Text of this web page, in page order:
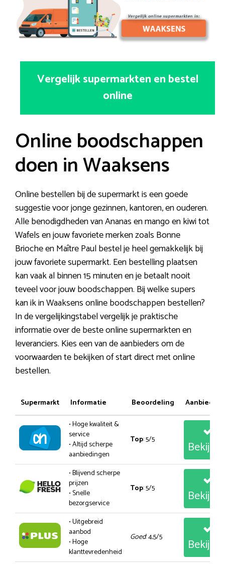
Vergelijk supermarkten en bestel
online
Online boodschappen
doen in Waaksens
Online bestellen bij de supermarkt is een goede
suggestie voor jonge gezinnen, kantoren, en ouderen.
Alle benodigdheden van Ananas en mango en kiwi tot
Wafels en jouw favoriete merken zoals Bonne
Brioche en Maître Paul bestel je heel gemakkelijk bij
jouw favoriete supermarkt. Een bestelling plaatsen
kan vaak al binnen 15 minuten en je betaalt nooit
teveel voor jouw boodschappen. Bij welke supers
kan ik in Waaksens online boodschappen bestellen?
In de vergelijkingstabel vergelijk je praktische
informatie over de beste online supermarkten en
leveranciers. Kies een van de aanbieders om de
voorwaarden te bekijken of start direct met online
bestellen.
Supermarkt Informatie Beoordeling
• Hoge kwaliteit &
service
• Altijd scherpe
aanbiedingen
Top: 5/5
• Blijvend scherpe
prijzen
• Snelle
bezorgservice
Top: 5/5
• Uitgebreid
aanbod
• Hoge
klanttevredenheid
Goed: 4,5/5